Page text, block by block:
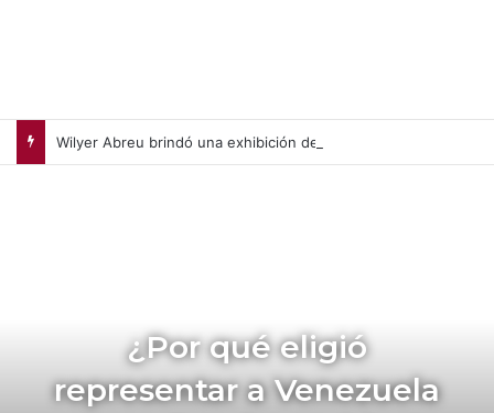
¿Por qué eligió
representar a Venezuela